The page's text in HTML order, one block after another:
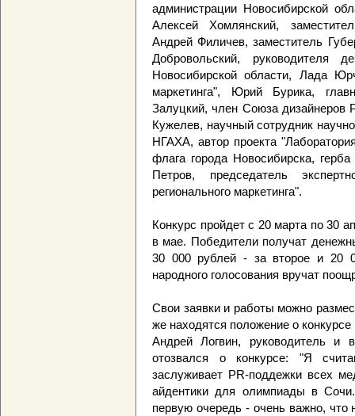
администрации Новосибирской
Алексей Хомлянский,
Андрей Филичев, заместитель
Добровольский, руководителя
Новосибирской области, Лада
маркетинга", Юрий Бурика,
Залуцкий, член Союза дизайнеров
Кужелев, научный сотрудник
НГАХА, автор проекта
флага города Новосибирска,
Петров, председатель
регионального маркетинга".
Конкурс пройдет с 20 марта по 30
в мае. Победители получат
30 000 рублей - за второе и 20
народного голосования вручат
Свои заявки и работы можно
же находятся положение о
Андрей Логвин, руководитель и
отозвался о конкурсе: "Я
заслуживает PR-поддежки всех
айдентики для олимпиады в
первую очередь - очень важно,